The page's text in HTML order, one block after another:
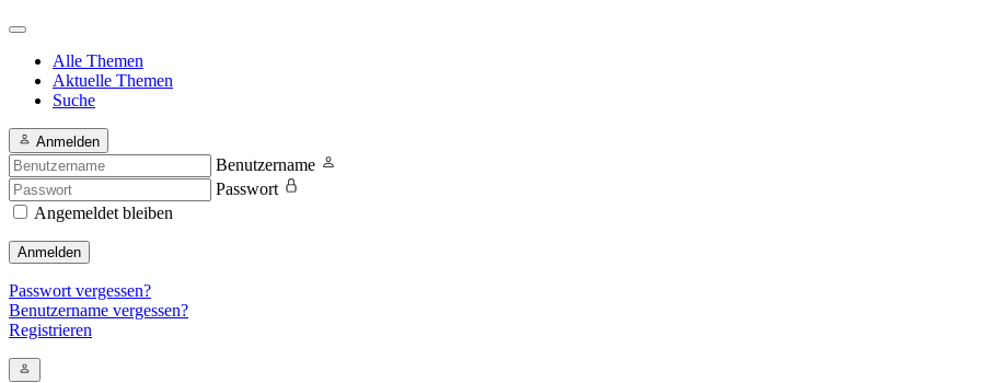
Alle Themen
Aktuelle Themen
Suche
Anmelden
Benutzername
Passwort
Angemeldet bleiben
Anmelden
Passwort vergessen?
Benutzername vergessen?
Registrieren